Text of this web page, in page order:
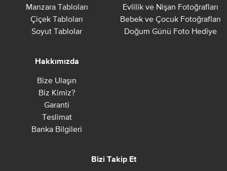
Manzara Tabloları
Çiçek Tabloları
Soyut Tablolar
Evlilik ve Nişan Fotoğrafları
Bebek ve Çocuk Fotoğrafları
Doğum Günü Foto Hediye
Hakkımızda
Bize Ulaşın
Biz Kimiz?
Garanti
Teslimat
Banka Bilgileri
Bizi Takip Et